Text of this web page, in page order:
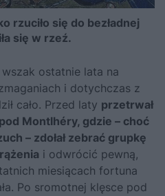
rzuciło się do bezładnej
się w rzeź.
wszak ostatnie lata na
i dotychczas z
cało. Przed laty przetrwał
Montlhéry, gdzie – choć
– zdołał zebrać grupkę
i odwrócić pewną,
miesiącach fortuna
Po sromotnej klęsce pod